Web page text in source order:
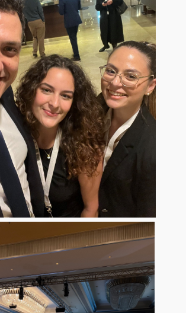
Identity Card Online Service
Scholarships Foundation
Academic Recognition and Information
Center | DOATAP
ELIAMEP
Papers in Economics
Connect with us
Facebook
Linkedin
News